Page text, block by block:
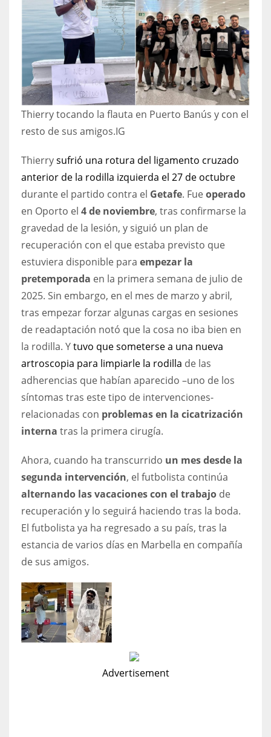
WSH
26
Thierry tocando la flauta en Puerto Banús y con el
resto de sus amigos.IG
Thierrysufrió una rotura del ligamento cruzado
anterior de la rodilla izquierda el 27 de octubre
durante el partido contra el Getafe. Fueoperado
en Oporto el 4 de noviembre, tras confirmarse la
gravedad de la lesión, y siguió un plan de
recuperación con el que estaba previsto que
estuviera disponible para empezar la
pretemporada en la primera semana de julio de
2025. Sin embargo, en el mes de marzo y abril,
tras empezar forzar algunas cargas en sesiones
de readaptación notó que la cosa no iba bien en
la rodilla. Ytuvo que someterse a una nueva
artroscopia para limpiarle la rodilla de las
adherencias que habían aparecido –uno de los
síntomas tras este tipo de intervenciones-
relacionadas con problemas en la cicatrización
interna tras la primera cirugía.
Ahora, cuando ha transcurrido un mes desde la
segunda intervención, el futbolista continúa
alternando las vacaciones con el trabajo de
recuperación y lo seguirá haciendo tras la boda.
El futbolista ya ha regresado a su país, tras la
estancia de varios días en Marbella en compañía
de sus amigos.
Advertisement